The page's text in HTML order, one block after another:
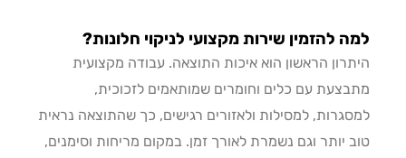
להזמין שירות מקצועי לניקוי חלונות?
הראשון הוא איכות התוצאה. עבודה מקצועית
עם כלים וחומרים שמותאמים לזכוכית,
למסילות ולאזורים רגישים, כך שהתוצאה נראית
יותר וגם נשמרת לאורך זמן. במקום מריחות וסימנים,